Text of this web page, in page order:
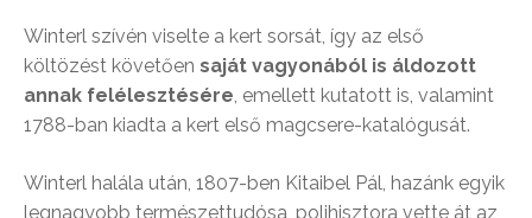
Winterl szívén viselte a kert sorsát, így az első
költözést követően saját vagyonából is áldozott
annak felélesztésére, emellett kutatott is, valamint
1788-ban kiadta a kert első magcsere-katalógusát.
Winterl halála után, 1807-ben Kitaibel Pál, hazánk egyik
legnagyobb természettudósa, polihisztora vette át az